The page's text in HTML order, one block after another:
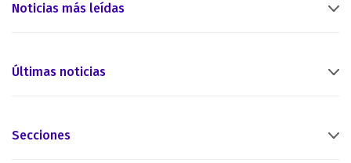
Noticias más leídas
Últimas noticias
Secciones